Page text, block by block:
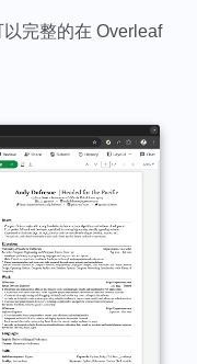
完整的在 Overleaf